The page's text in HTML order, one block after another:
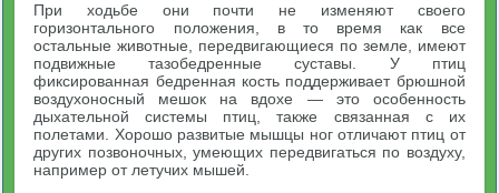
При ходьбе они почти не изменяют своего
горизонтального положения, в то время как все
остальные животные, передвигающиеся по земле, имеют
подвижные тазобедренные суставы. У птиц
фиксированная бедренная кость поддерживает брюшной
воздухоносный мешок на вдохе — это особенность
дыхательной системы птиц, также связанная с их
полетами. Хорошо развитые мышцы ног отличают птиц от
других позвоночных, умеющих передвигаться по воздуху,
например от летучих мышей.